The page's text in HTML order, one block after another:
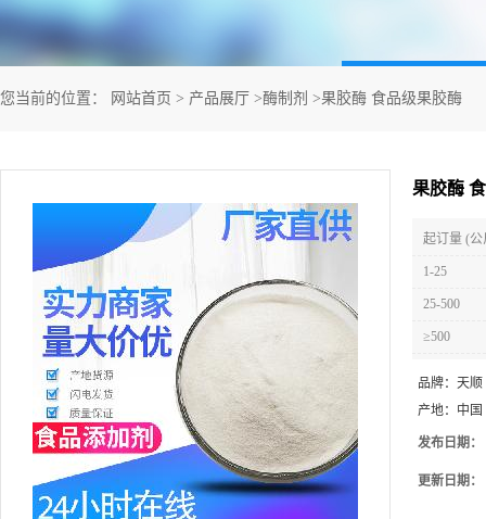
您当前的位置： 网站首页 > 产品展厅 >酶制剂 >果胶酶 食品级果胶酶
果胶酶
起订量 (公
1-25
25-500
≥500
品牌： 天顺
产地： 中国
发布日期：
更新日期：